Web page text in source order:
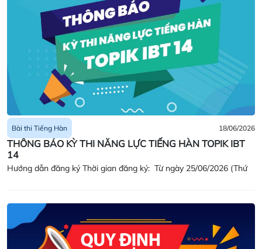
TOEFL iBT
TOEFL iBT là bài thi tiếng Anh quốc tế được thiết kế và phát
triển bởi Viện Khảo thí Giáo dục Hoa Kỳ (ETS). Bài thi đánh
giá năng lực sử dụng tiếng Anh một cách toàn diện ở 4 kỹ
năng: Nghe, Nói, Đọc, Viết trong môi trường học thuật.
Đăng ký thi
TOEIC Listening & Reading - trên giấy
Ra đời từ năm 1979, bài thi TOEIC (Test of English for
kỹ năng thiết yếu trong môi trường giao tiếp và làm việc
quốc tế. TOEIC hiện đang được sử dụng rộng rãi tại hơn 160
quốc gia trên thế giới với hơn 7 triệu bài thi/năm và là bài thi
uy tín nhất được hơn 14.000 tổ chức sử dụng để đánh giá
trình độ sử dụng tiếng Anh trong môi trường làm việc quốc
Bài thi Tiếng Hàn 18/06/2026
THÔNG BÁO KỲ THI NĂNG LỰC TIẾNG HÀN TOPIK IBT
14
Hướng dẫn đăng ký Thời gian đăng ký: Từ ngày 25/06/2026 (Thứ